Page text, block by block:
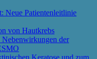
Neue Patientenleitlinie
von Hautkrebs
der
Keratose und zum